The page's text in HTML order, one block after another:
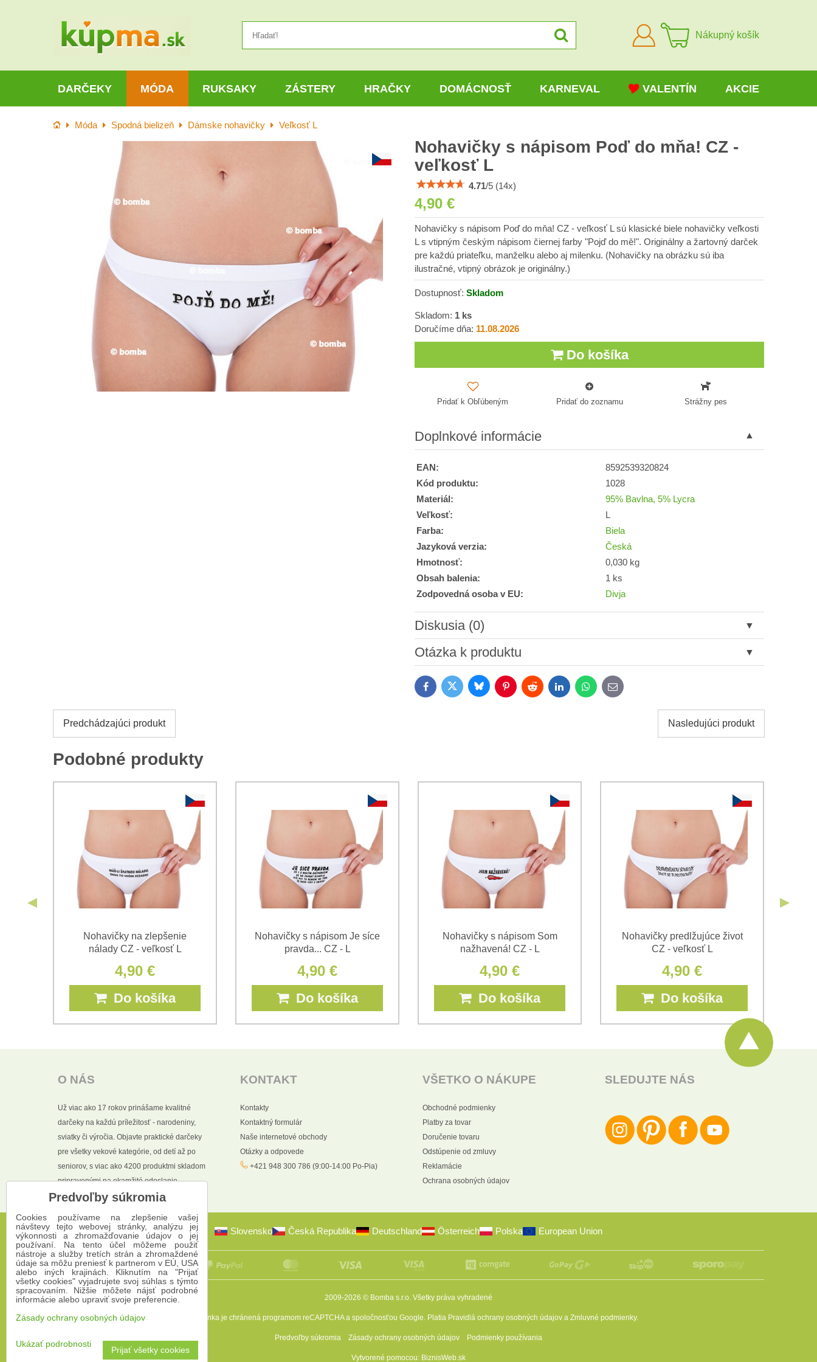
Prihlásiť
sa
Nákupný košík
DARČEKY MÓDA RUKSAKY ZÁSTERY HRAČKY DOMÁCNOSŤ KARNEVAL VALENTÍN AKCIE
Úvod Móda Spodná bielizeň Dámske nohavičky Veľkosť L
Nohavičky s nápisom Poď do mňa! CZ -
veľkosť L
4.71/5 (14x)
4,90 €
Nohavičky s nápisom Poď do mňa! CZ - veľkosť L sú klasické biele nohavičky veľkosti
L s vtipným českým nápisom čiernej farby "Pojď do mě!". Originálny a žartovný darček
pre každú priateľku, manželku alebo aj milenku. (Nohavičky na obrázku sú iba
ilustračné, vtipný obrázok je originálny.)
Dostupnosť: Skladom
Skladom: 1 ks
Doručíme dňa: 11.08.2026
Do košíka
Pridať k Obľúbeným Pridať do zoznamu Strážny pes
Doplnkové informácie
EAN:
8592539320824
Kód produktu:
1028
Materiál:
95% Bavlna, 5% Lycra
Veľkosť:
L
Farba:
Biela
Jazyková verzia:
Česká
Hmotnosť:
0,030 kg
Obsah balenia:
1 ks
Zodpovedná osoba v EU:
Divja
Diskusia (0)
Nový komentár
Oboznámil som sa s podmienkamiOchrany osobných údajovspoločnosti Bomba s.r.o.
(Povinné) Odoslať
Otázka k produktu
Odoslať
FacebookTwitter BlueskyPinterestReddit LinkedInWhatsApp
E-
mail
Predchádzajúci produkt Nasledujúci produkt
Podobné produkty
Nohavičky na zlepšenie
nálady CZ - veľkosť L
4,90 €
Do košíka
Nohavičky s nápisom Je síce
pravda... CZ - L
4,90 €
Do košíka
Nohavičky s nápisom Som
nažhavená! CZ - L
4,90 €
Do košíka
Nohavičky predlžujúce život
CZ - veľkosť L
4,90 €
Do košíka
O NÁS
Už viac ako 17 rokov prinášame kvalitné
darčeky na každú príležitosť - narodeniny,
sviatky či výročia. Objavte praktické darčeky
pre všetky vekové kategórie, od detí až po
seniorov, s viac ako 4200 produktmi skladom
pripravenými na okamžité odoslanie.
KONTAKT
Kontakty
Kontaktný formulár
Naše internetové obchody
Otázky a odpovede
+421 948 300 786 (9:00-14:00 Po-Pia)
VŠETKO O NÁKUPE
Obchodné podmienky
Platby za tovar
Doručenie tovaru
Odstúpenie od zmluvy
Reklamácie
Ochrana osobných údajov
SLEDUJTE NÁS
Slovensko Česká Republika Deutschland Österreich Polska European Union
2009-2026 © Bomba s.r.o. Všetky práva vyhradené
Táto stránka je chránená programom reCAPTCHA a spoločnosťou Google. Platia Pravidlá ochrany osobných údajov a Zmluvné podmienky.
Predvoľby súkromia Zásady ochrany osobných údajov Podmienky používania
Vytvorené pomocou: BiznisWeb.sk
Predvoľby súkromia
Cookies používame na zlepšenie vašej
návštevy tejto webovej stránky, analýzu jej
výkonnosti a zhromažďovanie údajov o jej
používaní. Na tento účel môžeme použiť
nástroje a služby tretích strán a zhromaždené
údaje sa môžu preniesť k partnerom v EÚ, USA
alebo iných krajinách. Kliknutím na "Prijať
všetky cookies" vyjadrujete svoj súhlas s týmto
spracovaním. Nižšie môžete nájsť podrobné
informácie alebo upraviť svoje preferencie.
Zásady ochrany osobných údajov
Ukázať podrobnosti
Prijať všetky cookies